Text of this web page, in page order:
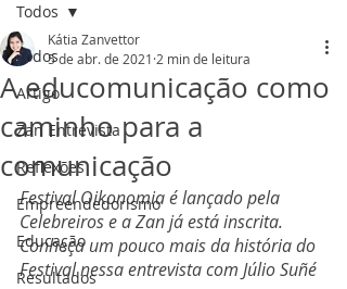
Todos
Artigo
Zan Entrevista
Reflexões
Empreendedorismo
Educação
Resultados
Todos
A educomunicação como
caminho para a
comunicação
Kátia Zanvettor
5 de abr. de 2021 2 min de leitura
Festival Oikonomia é lançado pela
Celebreiros e a Zan já está inscrita.
Conheça um pouco mais da história do
Festival nessa entrevista com Júlio Suñé